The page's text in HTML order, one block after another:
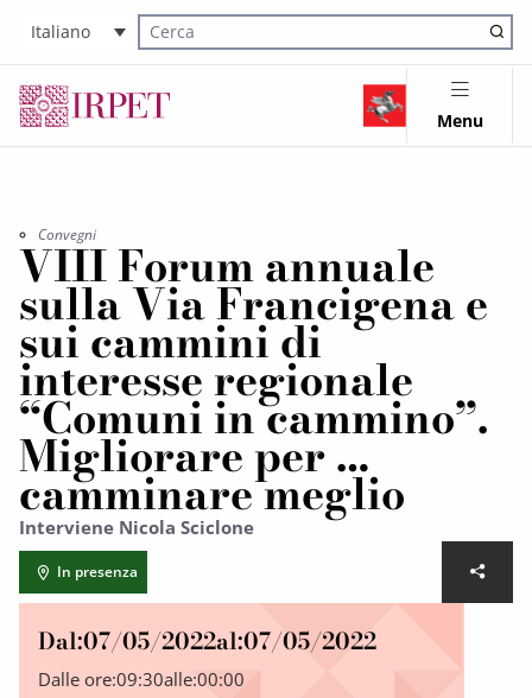
Italiano
Cerca nel sito
Menu
Convegni
VIII Forum annuale
sulla Via Francigena e
sui cammini di
interesse regionale
“Comuni in cammino”.
Migliorare per …
camminare meglio
Interviene Nicola Sciclone
In presenza
Dal:07/05/2022al:07/05/2022
Dalle ore:09:30alle:00:00